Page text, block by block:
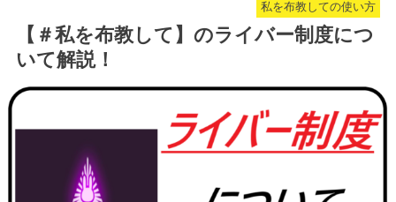
私を布教しての使い方
【＃私を布教して】のライバー制度につ
いて解説！